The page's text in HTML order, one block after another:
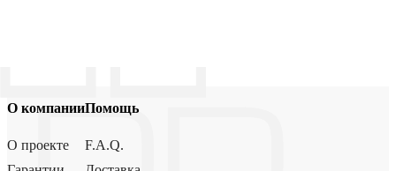
О компании
О проекте
Помощь
F.A.Q.